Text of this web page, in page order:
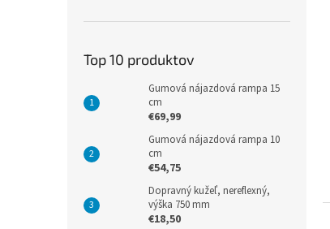
Top 10 produktov
Gumová nájazdová rampa 15
cm
€69,99
Gumová nájazdová rampa 10
cm
€54,75
Dopravný kužeľ, nereflexný,
výška 750 mm
€18,50